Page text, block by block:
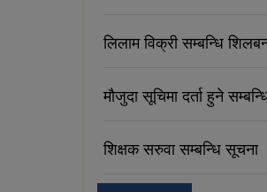
लिलाम विक्री सम्बन्धि
मौजुदा सूचिमा दर्ता हुने
शिक्षक सरुवा सम्बन्धि सूचना